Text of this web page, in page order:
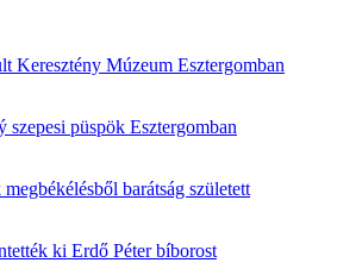
Keresztény Múzeum Esztergomban
szepesi püspök Esztergomban
barátság született
ki Erdő Péter bíborost